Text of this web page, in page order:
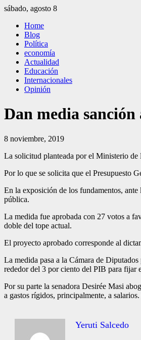
Saltar
contenido
sábado, agosto 8
El Independiente
El independiente Libre y Transparente
Home
Blog
Política
economía
Actualidad
Educación
Internacionales
Opinión
Dan media
8 noviembre, 2019
La solicitud planteada por el Ministerio de
Por lo que se solicita que el Presupuesto
En la exposición de los fundamentos,
pública.
La medida fue aprobada con 27 votos a
doble del tope actual.
El proyecto aprobado co­rresponde al
La medida pasa a la Cámara de
rededor del 3 por ciento del PIB para fijar
Por su parte la senadora Desirée Masi
a gastos rígidos, principal­mente, a
Yeruti Salcedo